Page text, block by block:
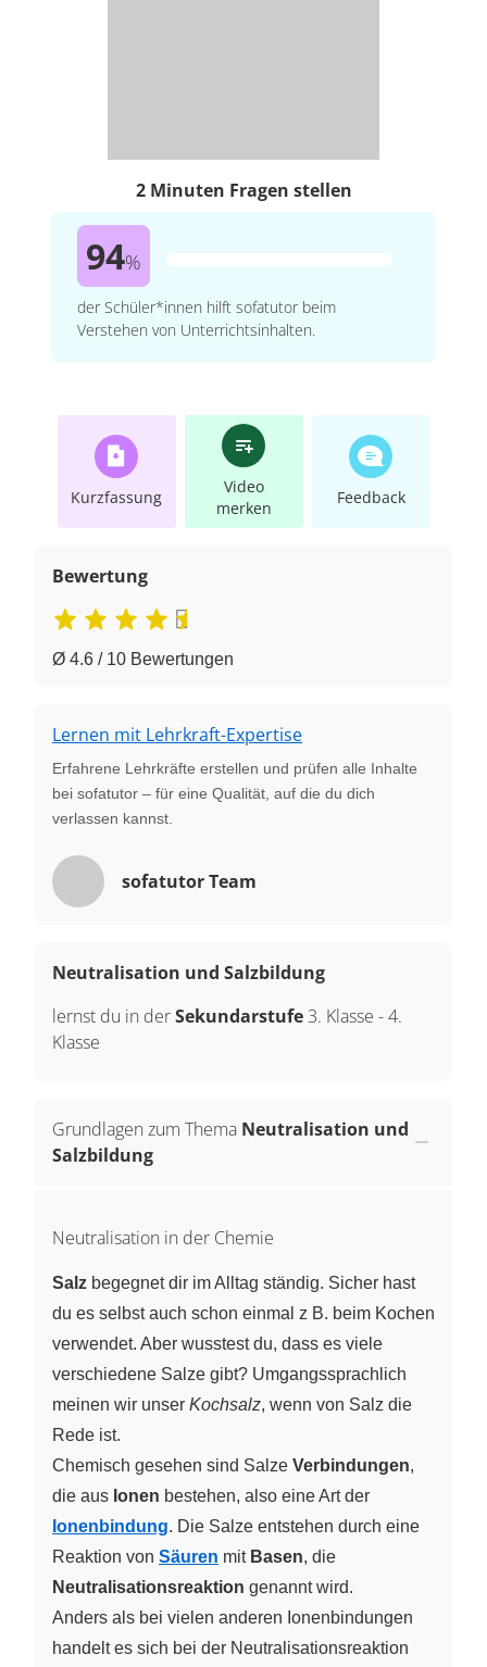
2 Minuten Fragen stellen
94%
der Schüler*innen hilft sofatutor beim
Verstehen von Unterrichtsinhalten.
Kurzfassung
Video
merken
Feedback
Bewertung
Ø 4.6 / 10 Bewertungen
Lernen mit Lehrkraft-Expertise
Erfahrene Lehrkräfte erstellen und prüfen alle Inhalte
bei sofatutor – für eine Qualität, auf die du dich
verlassen kannst.
sofatutor Team
Neutralisation und Salzbildung
lernst du in derSekundarstufe 3. Klasse -4.
Klasse
Grundlagen zum Thema Neutralisation und
Salzbildung
Neutralisation in der Chemie
Salz begegnet dir im Alltag ständig. Sicher hast
du es selbst auch schon einmal z B. beim Kochen
verwendet. Aber wusstest du, dass es viele
verschiedene Salze gibt? Umgangssprachlich
meinen wir unser Kochsalz, wenn von Salz die
Rede ist.
Chemisch gesehen sind Salze Verbindungen,
die aus Ionen bestehen, also eine Art der
Ionenbindung. Die Salze entstehen durch eine
Reaktion von Säuren mit Basen, die
Neutralisationsreaktion genannt wird.
Anders als bei vielen anderen Ionenbindungen
handelt es sich bei der Neutralisationsreaktion